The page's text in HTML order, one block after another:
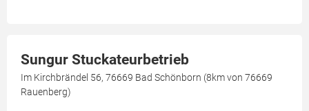
Sungur Stuckateurbetrieb
Im Kirchbrändel 56, 76669 Bad Schönborn (8km von 76669
Rauenberg)